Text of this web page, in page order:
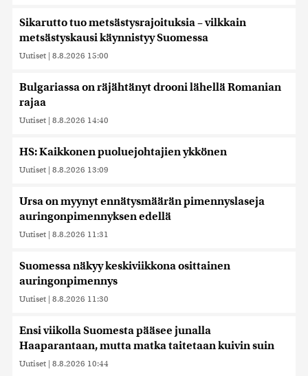
Sikarutto tuo metsästysrajoituksia – vilkkain
metsästyskausi käynnistyy Suomessa
Uutiset | 8.8.2026 15:00
Bulgariassa on räjähtänyt drooni lähellä Romanian
rajaa
Uutiset | 8.8.2026 14:40
HS: Kaikkonen puoluejohtajien ykkönen
Uutiset | 8.8.2026 13:09
Ursa on myynyt ennätysmäärän pimennyslaseja
auringonpimennyksen edellä
Uutiset | 8.8.2026 11:31
Suomessa näkyy keskiviikkona osittainen
auringonpimennys
Uutiset | 8.8.2026 11:30
Ensi viikolla Suomesta pääsee junalla
Haaparantaan, mutta matka taitetaan kuivin suin
Uutiset | 8.8.2026 10:44